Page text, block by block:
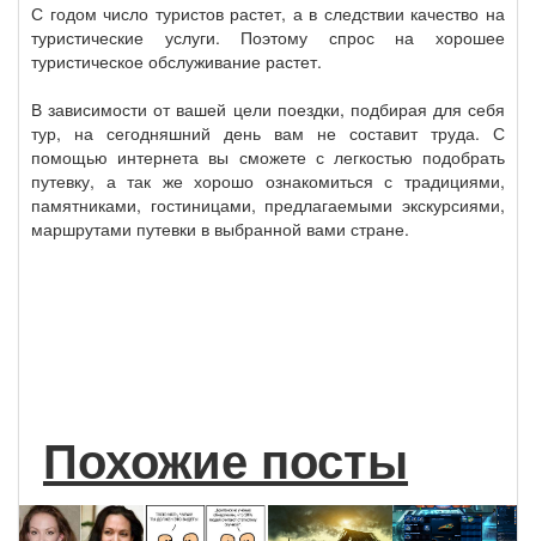
С годом число туристов растет, а в следствии качество на
туристические услуги. Поэтому спрос на хорошее
туристическое обслуживание растет.
В зависимости от вашей цели поездки, подбирая для себя
тур, на сегодняшний день вам не составит труда. С
помощью интернета вы сможете с легкостью подобрать
путевку, а так же хорошо ознакомиться с традициями,
памятниками, гостиницами, предлагаемыми экскурсиями,
маршрутами путевки в выбранной вами стране.
Похожие посты